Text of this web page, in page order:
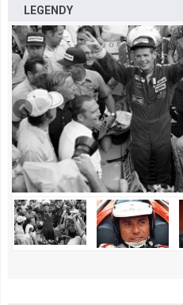
LEGENDY